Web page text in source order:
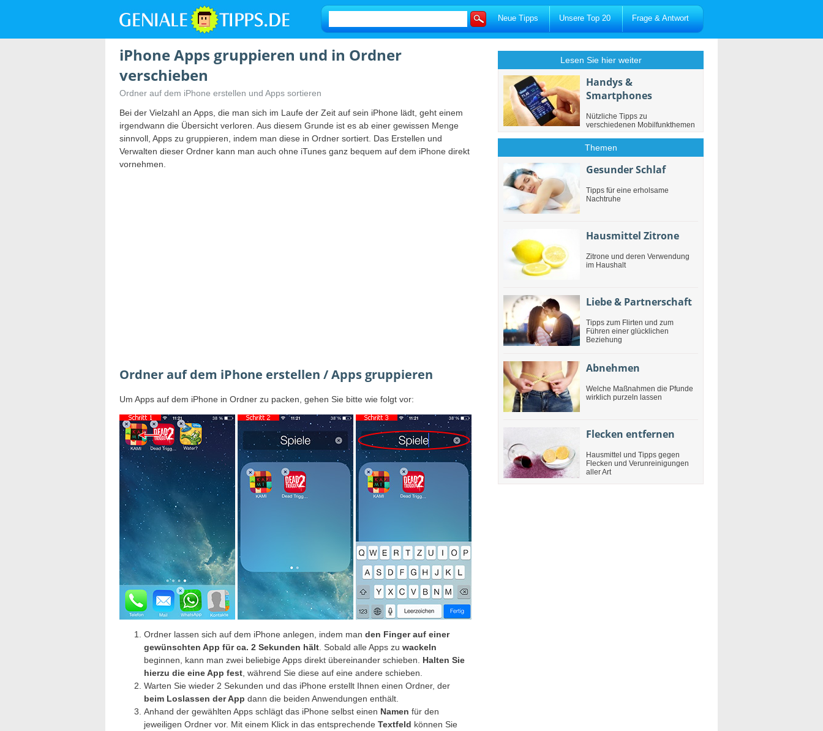
Neue Tipps Unsere Top 20 Frage & Antwort
iPhone Apps gruppieren und in Ordner
verschieben
Ordner auf dem iPhone erstellen und Apps sortieren
Bei der Vielzahl an Apps, die man sich im Laufe der Zeit auf sein iPhone lädt, geht einem
irgendwann die Übersicht verloren. Aus diesem Grunde ist es ab einer gewissen Menge
sinnvoll, Apps zu gruppieren, indem man diese in Ordner sortiert. Das Erstellen und
Verwalten dieser Ordner kann man auch ohne iTunes ganz bequem auf dem iPhone direkt
vornehmen.
Ordner auf dem iPhone erstellen / Apps gruppieren
Um Apps auf dem iPhone in Ordner zu packen, gehen Sie bitte wie folgt vor:
Ordner lassen sich auf dem iPhone anlegen, indem man den Finger auf einer
gewünschten App für ca. 2 Sekunden hält . Sobald alle Apps zu wackeln
beginnen, kann man zwei beliebige Apps direkt übereinander schieben. Halten Sie
hierzu die eine App fest , während Sie diese auf eine andere schieben.
Warten Sie wieder 2 Sekunden und das iPhone erstellt Ihnen einen Ordner, der
beim Loslassen der App dann die beiden Anwendungen enthält.
Anhand der gewählten Apps schlägt das iPhone selbst einen Namen für den
jeweiligen Ordner vor. Mit einem Klick in das entsprechende Textfeld können Sie
Lesen Sie hier weiter
Handys &
Smartphones
Nützliche Tipps zu
verschiedenen Mobilfunkthemen
Themen
Gesunder Schlaf
Tipps für eine erholsame
Nachtruhe
Hausmittel Zitrone
Zitrone und deren Verwendung
im Haushalt
Liebe & Partnerschaft
Tipps zum Flirten und zum
Führen einer glücklichen
Beziehung
Abnehmen
Welche Maßnahmen die Pfunde
wirklich purzeln lassen
Flecken entfernen
Hausmittel und Tipps gegen
Flecken und Verunreinigungen
aller Art